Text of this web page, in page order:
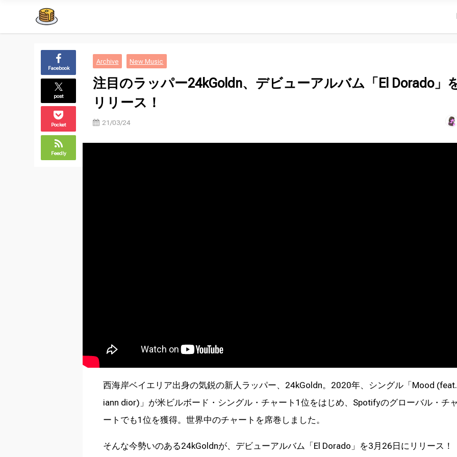
Facebook
post
Pocket
Feedly
Archive New Music
注目のラッパー24kGoldn、デビューアルバム「El Dorado」
リリース！
21/03/24
西海岸ベイエリア出身の気鋭の新人ラッパー、24kGoldn。2020年、シングル「Mood (feat.
iann dior)」が米ビルボード・シングル・チャート1位をはじめ、Spotifyのグローバル・チ
ートでも1位を獲得。世界中のチャートを席巻しました。
そんな今勢いのある24kGoldnが、デビューアルバム「El Dorado」を3月26日にリリース！